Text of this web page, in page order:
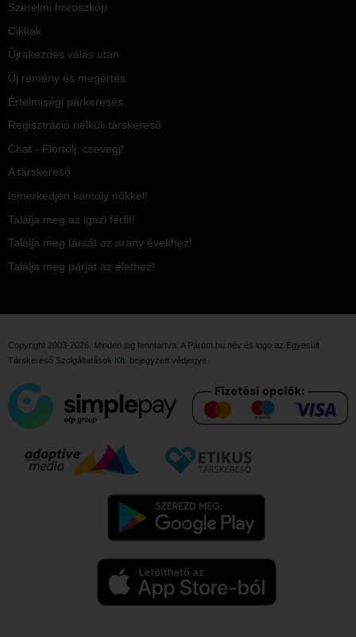
Szerelmi horoszkóp
Cikkek
Újrakezdés válás után
Új remény és megértés
Értelmiségi párkeresés
Regisztráció nélküli társkereső
Chat - Flörtölj, csevegj!
A társkereső
Ismerkedjen komoly nőkkel!
Találja meg az igazi férfit!
Találja meg társát az arany évekhez!
Találja meg párját az élethez!
Copyright 2003-2026. Minden jog fenntartva. A Párom.hu név és logo az Egyesült
Társkereső Szolgáltatások Kft. bejegyzett védjegye.